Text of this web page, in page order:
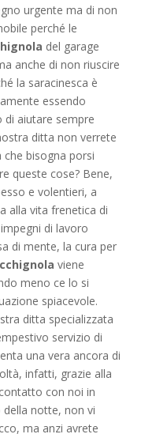
urgente ma di non
perché le
del garage
anche di non riuscire
la saracinesca è
essendo
di aiutare sempre
ditta non verrete
bisogna porsi
queste cose? Bene,
e volentieri, a
alla vita frenetica di
di lavoro
di mente, la cura per
viene
meno ce lo si
spiacevole.
ditta specializzata
servizio di
una vera ancora di
infatti, grazie alla
con noi in
notte, non vi
ma anzi avrete